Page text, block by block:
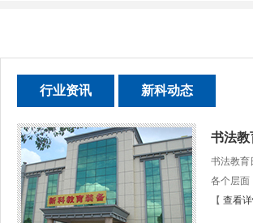
行业资讯 新科动态
书法教
书法教育
各个层面
【 查看